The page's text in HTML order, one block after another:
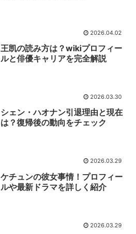
2026.04.02
王凯の読み方は？wikiプロフィー
ルと俳優キャリアを完全解説
2026.03.30
シェン・ハオナン引退理由と現在
は？復帰後の動向をチェック
2026.03.29
ケチュンの彼女事情！プロフィー
ルや最新ドラマを詳しく紹介
2026.03.29